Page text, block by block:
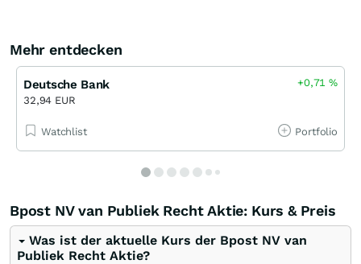
Mehr entdecken
Deutsche Bank
32,94 EUR
+0,71%
Watchlist Portfolio
Bpost NV van Publiek Recht Aktie: Kurs & Preis
Was ist der aktuelle Kurs der Bpost NV van
Publiek Recht Aktie?